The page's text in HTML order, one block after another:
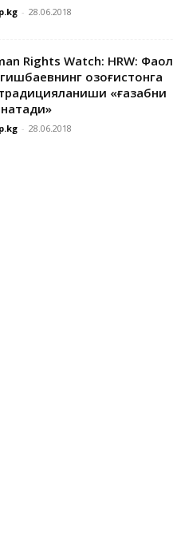
- 28.06.2018
Rights Watch: HRW: Фаол
Қозоғистонга
«ғазабни
- 28.06.2018